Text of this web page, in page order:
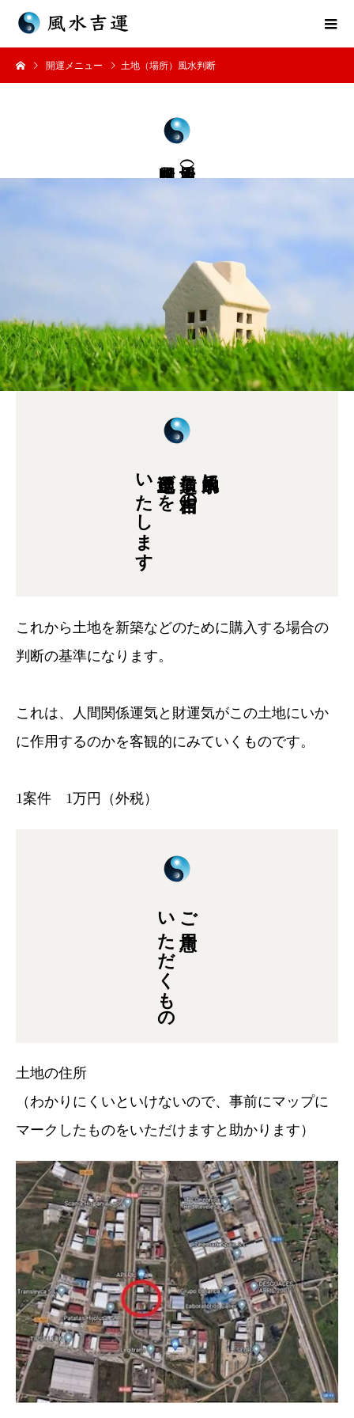
開運メニュー 土地（場所）風水判断
風水的に
最適な吉相の
土地選びを
いたします
これから土地を新築などのために購入する場合の
判断の基準になります。
これは、人間関係運気と財運気がこの土地にいか
に作用するのかを客観的にみていくものです。
1案件 1万円（外税）
ご用意
いただくもの
土地の住所
（わかりにくいといけないので、事前にマップに
マークしたものをいただけますと助かります）